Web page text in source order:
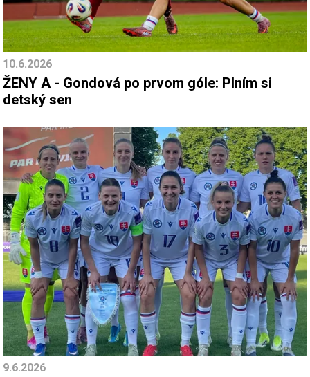
10.6.2026
ŽENY A - Gondová po prvom góle: Plním si
detský sen
9.6.2026